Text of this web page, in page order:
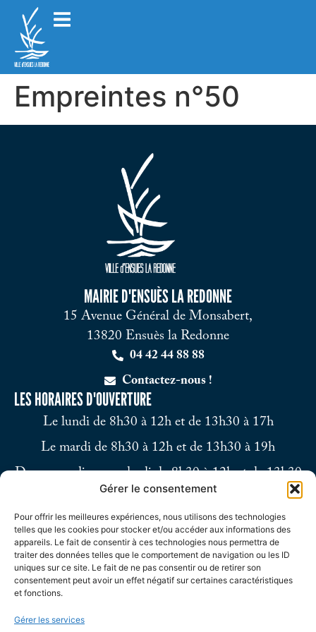
Gérer le consentement
Pour offrir les meilleures expériences, nous utilisons des technologies
telles que les cookies pour stocker et/ou accéder aux informations des
appareils. Le fait de consentir à ces technologies nous permettra de
traiter des données telles que le comportement de navigation ou les ID
uniques sur ce site. Le fait de ne pas consentir ou de retirer son
consentement peut avoir un effet négatif sur certaines caractéristiques
et fonctions.
Gérer les services
Empreintes n°50
MAIRIE D'ENSUÈS LA REDONNE
15 Avenue Général de Monsabert,
13820 Ensuès la Redonne
04 42 44 88 88
Contactez-nous !
LES HORAIRES D'OUVERTURE
Le lundi de 8h30 à 12h et de 13h30 à 17h
Le mardi de 8h30 à 12h et de 13h30 à 19h
Du mercredi au vendredi de 8h30 à 12h et de 13h30
Le samedi de 9h à 12h